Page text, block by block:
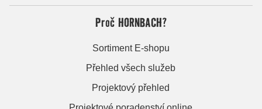
Proč HORNBACH?
Sortiment E-shopu
Přehled všech služeb
Projektový přehled